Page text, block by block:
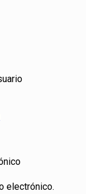
electrónico.